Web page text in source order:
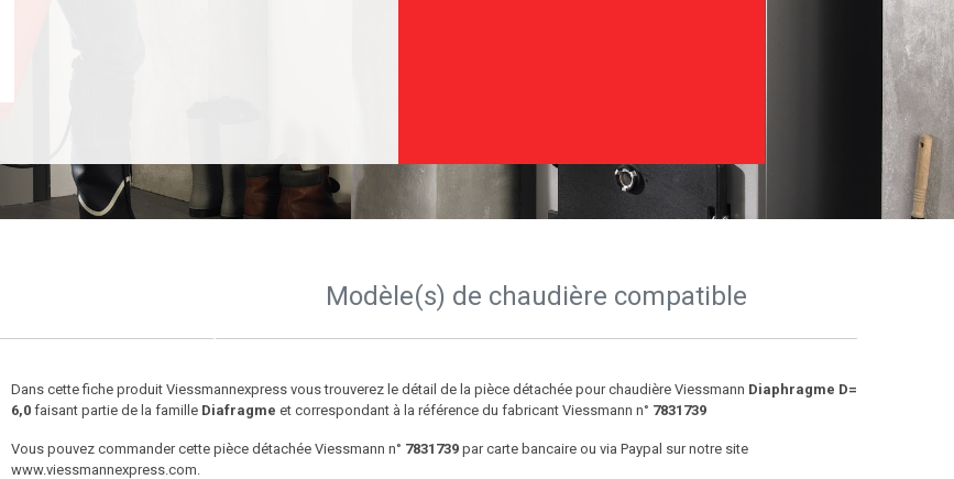
Modèle(s) de chaudière compatible
Dans cette fiche produit Viessmannexpress vous trouverez le détail de la pièce détachée pour chaudière Viessmann Diaphragme D=
6,0faisant partie de la famille Diafragme et correspondant à la référence du fabricant Viessmann n° 7831739
Vous pouvez commander cette pièce détachée Viessmann n° 7831739par carte bancaire ou via Paypal sur notre site
www.viessmannexpress.com.